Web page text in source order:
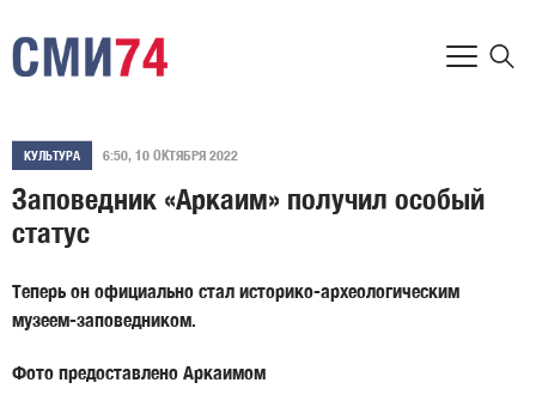
КУЛЬТУРА 6:50, 10 ОКТЯБРЯ 2022
Заповедник «Аркаим» получил особый
статус
Теперь он официально стал историко-археологическим
музеем-заповедником.
Фото предоставлено Аркаимом